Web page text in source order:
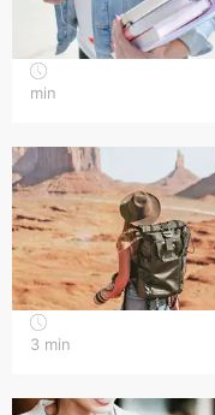
min
3 min